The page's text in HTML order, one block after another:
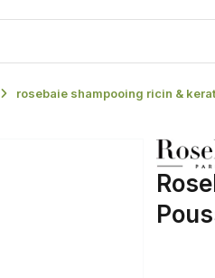
rosebaie shampooing ricin &